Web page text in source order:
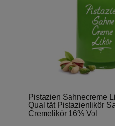
Pistazien Sahnecreme
Qualität Pistazienlikör
Cremelikör 16% Vol